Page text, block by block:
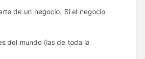
de un negocio. Si el negocio
del mundo (las de toda la